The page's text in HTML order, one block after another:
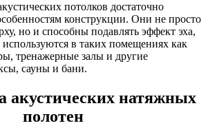
потолков достаточно
конструкции. Они не просто
но и способны подавлять эффект эха,
в таких помещениях как
тренажерные залы и другие
сауны и бани.
акустических натяжных
полотен